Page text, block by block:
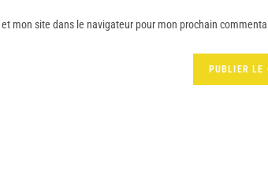
mon site dans le navigateur pour mon prochain